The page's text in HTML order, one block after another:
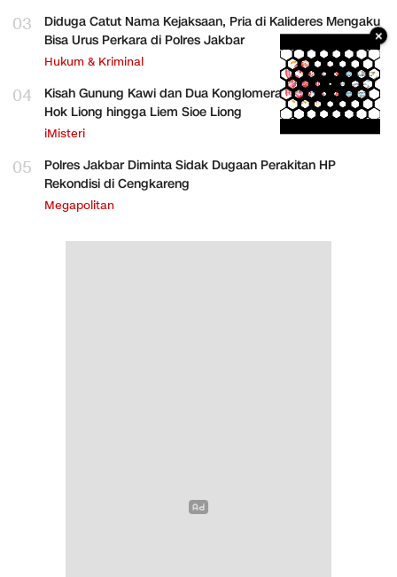
03
Diduga Catut Nama Kejaksaan, Pria di Kalideres Mengaku
Bisa Urus Perkara di Polres Jakbar
Hukum & Kriminal
04
Kisah Gunung Kawi dan Dua Konglomerat Indonesia Ong
Hok Liong hingga Liem Sioe Liong
iMisteri
05
Polres Jakbar Diminta Sidak Dugaan Perakitan HP
Rekondisi di Cengkareng
Megapolitan
×